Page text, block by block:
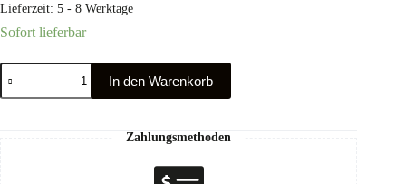
Lieferzeit: 5 - 8 Werktage
Sofort lieferbar
In den Warenkorb
Zahlungsmethoden